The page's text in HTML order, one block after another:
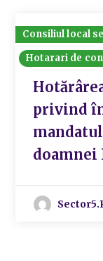
Consiliul local
Hotarari de
privind
doamnei